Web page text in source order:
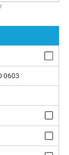
0603